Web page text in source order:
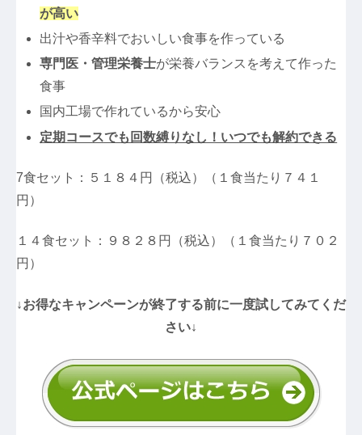
が高い
出汁や香辛料でおいしい食事を作っている
専門医・管理栄養士が栄養バランスを考えて作った
食事
国内工場で作れているから安心
定期コースでも回数縛りなし！いつでも解約できる
7食セット：５１８４円（税込）（１食当たり７４１
円）
１４食セット：９８２８円（税込）（１食当たり７０２
円）
↓お得なキャンペーンが終了する前に一度試してみてくだ
さい↓